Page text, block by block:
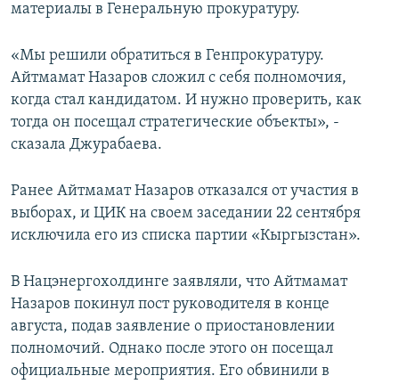
материалы в Генеральную прокуратуру.
«Мы решили обратиться в Генпрокуратуру.
Айтмамат Назаров сложил с себя полномочия,
когда стал кандидатом. И нужно проверить, как
тогда он посещал стратегические объекты», -
сказала Джурабаева.
Ранее Айтмамат Назаров отказался от участия в
выборах, и ЦИК на своем заседании 22 сентября
исключила его из списка партии «Кыргызстан».
В Нацэнергохолдинге заявляли, что Айтмамат
Назаров покинул пост руководителя в конце
августа, подав заявление о приостановлении
полномочий. Однако после этого он посещал
официальные мероприятия. Его обвинили в